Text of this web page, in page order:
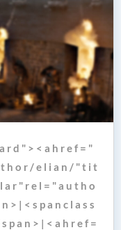
r d " > < a h r e f = "
h o r / e l i a n / " t i t
a r " r e l = " a u t h o
> | < s p a n c l a s s
p a n > | < a h r e f =